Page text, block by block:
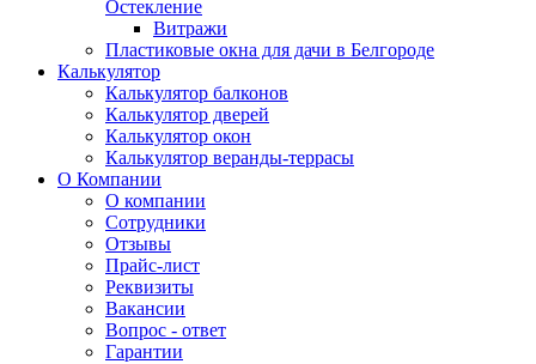
Остекление
Витражи
Пластиковые окна для дачи в Белгороде
Калькулятор
Калькулятор балконов
Калькулятор дверей
Калькулятор окон
Калькулятор веранды-террасы
О Компании
О компании
Сотрудники
Отзывы
Прайс-лист
Реквизиты
Вакансии
Вопрос - ответ
Гарантии